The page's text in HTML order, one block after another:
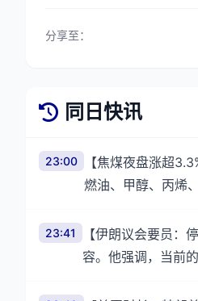
分享至：
同日快讯
23:00
【焦煤夜盘涨超
燃油、甲醇、丙烯
23:41
【伊朗议会要员：
容。他强调，当前